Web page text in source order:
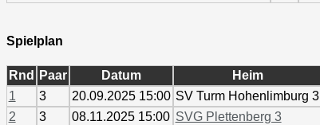
Spielplan
Rnd Paar Datum Heim
1
3 20.09.2025 15:00 SV Turm Hohenlimburg 3
2
3 08.11.2025 15:00 SVG Plettenberg 3